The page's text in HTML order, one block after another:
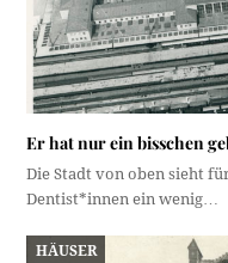
Er hat nur ein bisschen
Die Stadt von oben sieht
Dentist*innen ein wenig…
HÄUSER